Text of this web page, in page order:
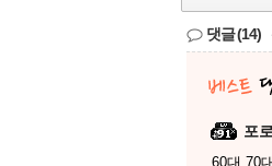
댓글(14)
포
60대 70